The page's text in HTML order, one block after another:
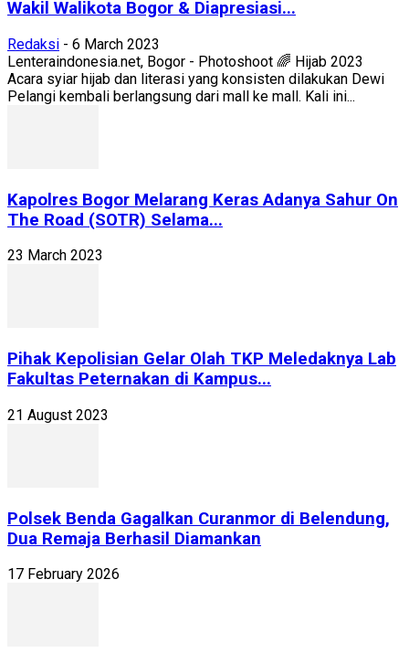
Wakil Walikota Bogor & Diapresiasi...
Redaksi - 6 March 2023
Lenteraindonesia.net, Bogor - Photoshoot 🌈 Hijab 2023
Acara syiar hijab dan literasi yang konsisten dilakukan Dewi
Pelangi kembali berlangsung dari mall ke mall. Kali ini...
Kapolres Bogor Melarang Keras Adanya Sahur On
The Road (SOTR) Selama...
23 March 2023
Pihak Kepolisian Gelar Olah TKP Meledaknya Lab
Fakultas Peternakan di Kampus...
21 August 2023
Polsek Benda Gagalkan Curanmor di Belendung,
Dua Remaja Berhasil Diamankan
17 February 2026